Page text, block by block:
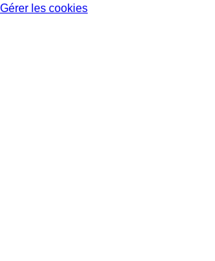
Gérer les cookies